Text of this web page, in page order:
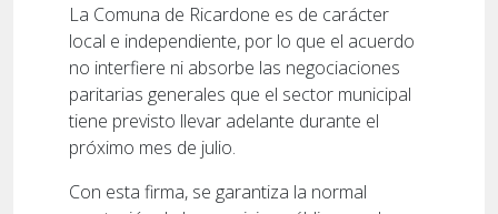
La Comuna de Ricardone es de carácter
local e independiente, por lo que el acuerdo
no interfiere ni absorbe las negociaciones
paritarias generales que el sector municipal
tiene previsto llevar adelante durante el
próximo mes de julio.
Con esta firma, se garantiza la normal